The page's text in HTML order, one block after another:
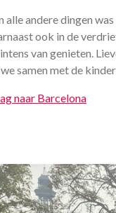
alle andere dingen
ook in de
van genieten.
samen met de
naar Barcelona